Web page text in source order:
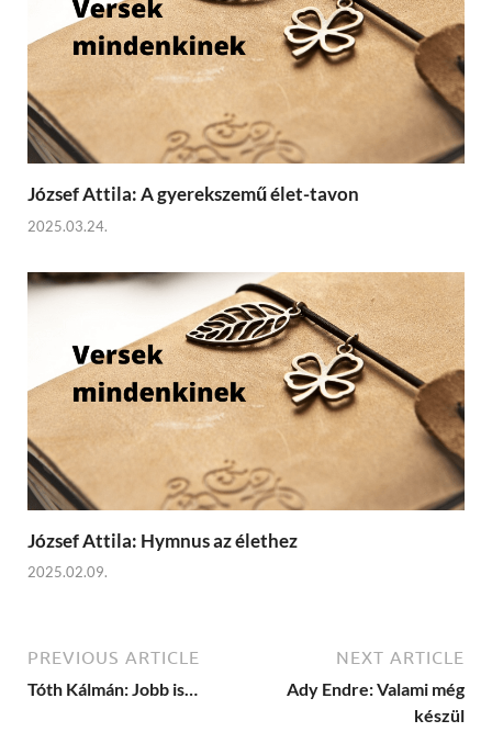
József Attila: A gyerekszemű élet-tavon
2025.03.24.
József Attila: Hymnus az élethez
2025.02.09.
PREVIOUS ARTICLE
Tóth Kálmán: Jobb is…
NEXT ARTICLE
Ady Endre: Valami még
készül